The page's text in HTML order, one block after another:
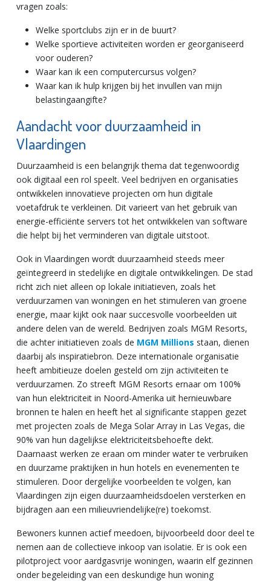
vragen zoals:
Welke sportclubs zijn er in de buurt?
Welke sportieve activiteiten worden er georganiseerd
voor ouderen?
Waar kan ik een computercursus volgen?
Waar kan ik hulp krijgen bij het invullen van mijn
belastingaangifte?
Aandacht voor duurzaamheid in
Vlaardingen
Duurzaamheid is een belangrijk thema dat tegenwoordig
ook digitaal een rol speelt. Veel bedrijven en organisaties
ontwikkelen innovatieve projecten om hun digitale
voetafdruk te verkleinen. Dit varieert van het gebruik van
energie-efficiënte servers tot het ontwikkelen van software
die helpt bij het verminderen van digitale uitstoot.
Ook in Vlaardingen wordt duurzaamheid steeds meer
geïntegreerd in stedelijke en digitale ontwikkelingen. De stad
richt zich niet alleen op lokale initiatieven, zoals het
verduurzamen van woningen en het stimuleren van groene
energie, maar kijkt ook naar succesvolle voorbeelden uit
andere delen van de wereld. Bedrijven zoals MGM Resorts,
die achter initiatieven zoals de MGM Millions staan, dienen
daarbij als inspiratiebron. Deze internationale organisatie
heeft ambitieuze doelen gesteld om zijn activiteiten te
verduurzamen. Zo streeft MGM Resorts ernaar om 100%
van hun elektriciteit in Noord-Amerika uit hernieuwbare
bronnen te halen en heeft het al significante stappen gezet
met projecten zoals de Mega Solar Array in Las Vegas, die
90% van hun dagelijkse elektriciteitsbehoefte dekt.
Daarnaast werken ze eraan om minder water te verbruiken
en duurzame praktijken in hun hotels en evenementen te
stimuleren. Door dergelijke voorbeelden te volgen, kan
Vlaardingen zijn eigen duurzaamheidsdoelen versterken en
bijdragen aan een milieuvriendelijke(re) toekomst.
Bewoners kunnen actief meedoen, bijvoorbeeld door deel te
nemen aan de collectieve inkoop van isolatie. Er is ook een
pilotproject voor aardgasvrije woningen, waarin elf gezinnen
onder begeleiding van een deskundige hun woning